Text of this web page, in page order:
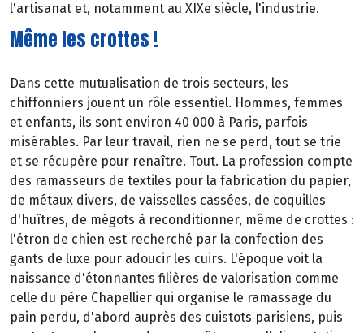
l'artisanat et, notamment au XIXe siècle, l'industrie.
Même les crottes !
Dans cette mutualisation de trois secteurs, les
chiffonniers jouent un rôle essentiel. Hommes, femmes
et enfants, ils sont environ 40 000 à Paris, parfois
misérables. Par leur travail, rien ne se perd, tout se trie
et se récupère pour renaître. Tout. La profession compte
des ramasseurs de textiles pour la fabrication du papier,
de métaux divers, de vaisselles cassées, de coquilles
d'huîtres, de mégots à reconditionner, même de crottes :
l'étron de chien est recherché par la confection des
gants de luxe pour adoucir les cuirs. L'époque voit la
naissance d'étonnantes filières de valorisation comme
celle du père Chapellier qui organise le ramassage du
pain perdu, d'abord auprès des cuistots parisiens, puis